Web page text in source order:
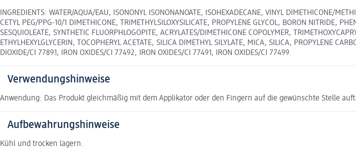
INGREDIENTS: WATER/AQUA/EAU, ISONONYL ISONONANOATE, ISOHEXADECANE, VINYL DIMETHICONE/
CETYL PEG/PPG-10/1 DIMETHICONE, TRIMETHYLSILOXYSILICATE, PROPYLENE GLYCOL, BORON NITRIDE,
SESQUIOLEATE, SYNTHETIC FLUORPHLOGOPITE, ACRYLATES/DIMETHICONE COPOLYMER,
ETHYLHEXYLGLYCERIN, TOCOPHERYL ACETATE, SILICA DIMETHYL SILYLATE, MICA, SILICA, PROPYLENE
DIOXIDE/CI 77891, IRON OXIDES/CI 77492, IRON OXIDES/CI 77491, IRON OXIDES/CI 77499.
Verwendungshinweise
Anwendung: Das Produkt gleichmäßig mit dem Applikator oder den Fingern auf die gewünschte Stelle
Aufbewahrungshinweise
Kühl und trocken lagern.